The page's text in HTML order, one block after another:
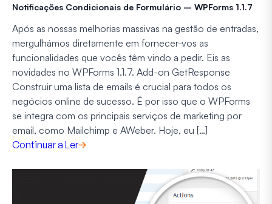
Notificações Condicionais de Formulário – WPForms 1.1.7
Após as nossas melhorias massivas na gestão de entradas,
mergulhámos diretamente em fornecer-vos as
funcionalidades que vocês têm vindo a pedir. Eis as
novidades no WPForms 1.1.7. Add-on GetResponse
Construir uma lista de emails é crucial para todos os
negócios online de sucesso. É por isso que o WPForms
se integra com os principais serviços de marketing por
email, como Mailchimp e AWeber. Hoje, eu […]
Continuar a Ler